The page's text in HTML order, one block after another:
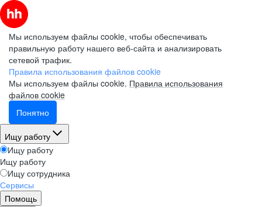
Мы используем файлы cookie, чтобы обеспечивать
правильную работу нашего веб-сайта и анализировать
сетевой трафик.
Правила использования файлов cookie
Мы используем файлы cookie. Правила использования
файлов cookie
Понятно
Ищу работу
Ищу работу
Ищу работу
Ищу сотрудника
Сервисы
Помощь